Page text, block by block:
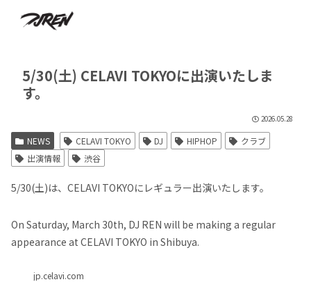
5/30(土) CELAVI TOKYOに出演いたしま
す。
2026.05.28
NEWS CELAVI TOKYO DJ HIPHOP
クラブ
出演情報
渋谷
5/30(土)は、CELAVI TOKYOにレギュラー出演いたします。
On Saturday, March 30th, DJ REN will be making a regular
appearance at CELAVI TOKYO in Shibuya.
jp.celavi.com